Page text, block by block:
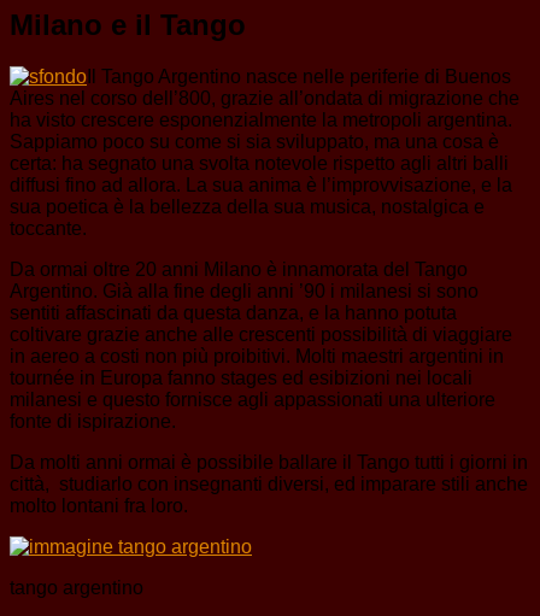
Milano e il Tango
Il Tango Argentino nasce nelle periferie di Buenos
Aires nel corso dell’800, grazie all’ondata di migrazione che
ha visto crescere esponenzialmente la metropoli argentina.
Sappiamo poco su come si sia sviluppato, ma una cosa è
certa: ha segnato una svolta notevole rispetto agli altri balli
diffusi fino ad allora. La sua anima è l’improvvisazione, e la
sua poetica è la bellezza della sua musica, nostalgica e
toccante.
Da ormai oltre 20 anni Milano è innamorata del Tango
Argentino. Già alla fine degli anni ’90 i milanesi si sono
sentiti affascinati da questa danza, e la hanno potuta
coltivare grazie anche alle crescenti possibilità di viaggiare
in aereo a costi non più proibitivi. Molti maestri argentini in
tournée in Europa fanno stages ed esibizioni nei locali
milanesi e questo fornisce agli appassionati una ulteriore
fonte di ispirazione.
Da molti anni ormai è possibile ballare il Tango tutti i giorni in
città, studiarlo con insegnanti diversi, ed imparare stili anche
molto lontani fra loro.
tango argentino